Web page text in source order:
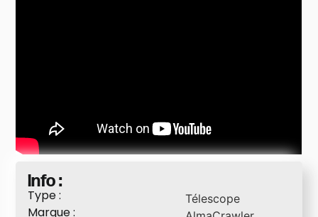
Info :
Type : Télescope
Marque :